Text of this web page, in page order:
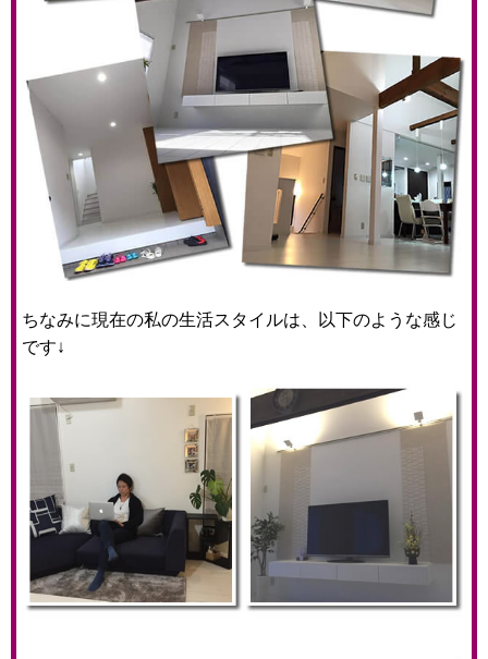
ちなみに現在の私の生活スタイルは、以下のような感じ
です↓